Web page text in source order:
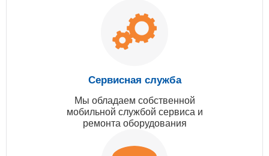
Сервисная служба
Мы обладаем собственной
мобильной службой сервиса и
ремонта оборудования